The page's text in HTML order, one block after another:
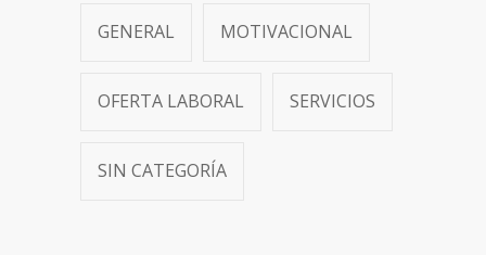
GENERAL MOTIVACIONAL
OFERTA LABORAL SERVICIOS
SIN CATEGORÍA